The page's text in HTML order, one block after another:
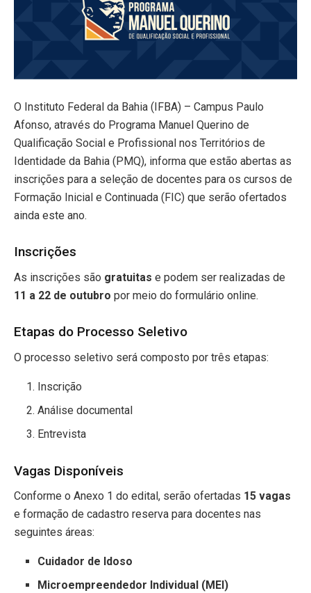
O Instituto Federal da Bahia (IFBA) – Campus Paulo
Afonso, através do Programa Manuel Querino de
Qualificação Social e Profissional nos Territórios de
Identidade da Bahia (PMQ), informa que estão abertas as
inscrições para a seleção de docentes para os cursos de
Formação Inicial e Continuada (FIC) que serão ofertados
ainda este ano.
Inscrições
As inscrições são gratuitas e podem ser realizadas de
11 a 22 de outubro por meio do formulário online.
Etapas do Processo Seletivo
O processo seletivo será composto por três etapas:
Inscrição
Análise documental
Entrevista
Vagas Disponíveis
Conforme o Anexo 1 do edital, serão ofertadas 15 vagas
e formação de cadastro reserva para docentes nas
seguintes áreas:
Cuidador de Idoso
Microempreendedor Individual (MEI)